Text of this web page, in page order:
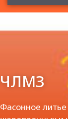
ЧЛМЗ
Фасонное